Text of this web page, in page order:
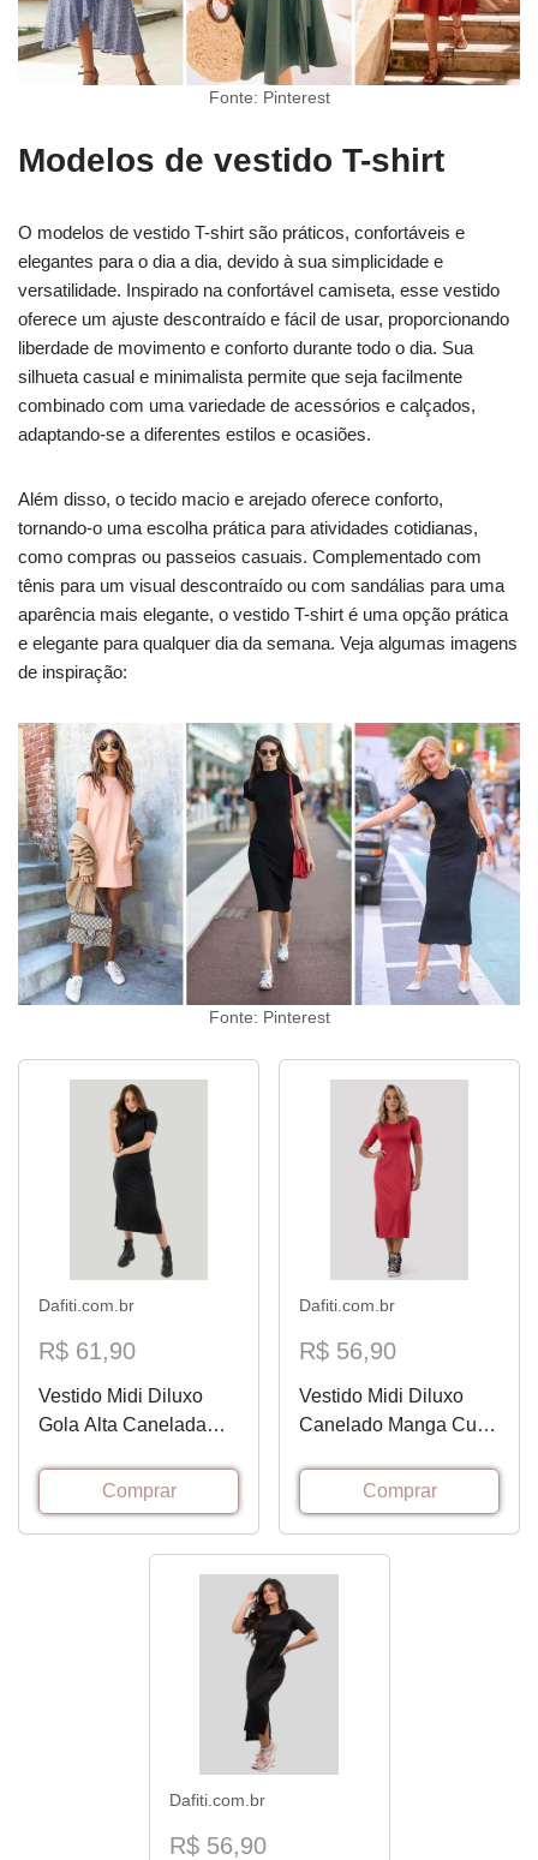
Fonte: Pinterest
Modelos de vestido T-shirt
O modelos de vestido T-shirt são práticos, confortáveis e
elegantes para o dia a dia, devido à sua simplicidade e
versatilidade. Inspirado na confortável camiseta, esse vestido
oferece um ajuste descontraído e fácil de usar, proporcionando
liberdade de movimento e conforto durante todo o dia. Sua
silhueta casual e minimalista permite que seja facilmente
combinado com uma variedade de acessórios e calçados,
adaptando-se a diferentes estilos e ocasiões.
Além disso, o tecido macio e arejado oferece conforto,
tornando-o uma escolha prática para atividades cotidianas,
como compras ou passeios casuais. Complementado com
tênis para um visual descontraído ou com sandálias para uma
aparência mais elegante, o vestido T-shirt é uma opção prática
e elegante para qualquer dia da semana. Veja algumas imagens
de inspiração:
Fonte: Pinterest
Dafiti.com.br
R$ 61,90
Vestido Midi Diluxo
Gola Alta Canelada
Comprar
Dafiti.com.br
R$ 56,90
Vestido Midi Diluxo
Canelado Manga Curta
Comprar
Dafiti.com.br
R$ 56,90